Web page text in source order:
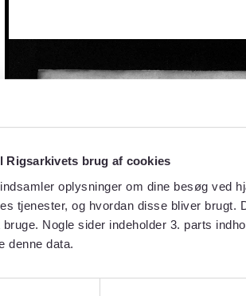
Rigsarkivets brug af cookies
oplysninger om dine besøg ved
tjenester, og hvordan disse bliver
bruge. Nogle sider indeholder 3. parts
denne data.